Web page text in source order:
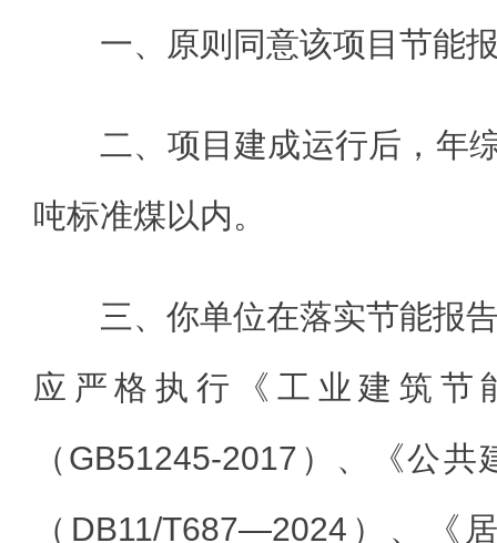
一、原则同意该项目节能
二、项目建成运行后，年
吨标准煤以内。
三、你单位在落实节能报
应严格执行《工业建筑节
（GB51245-2017）、《公
（DB11/T687—2024）、《